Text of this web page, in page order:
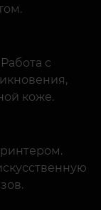
с
коже.